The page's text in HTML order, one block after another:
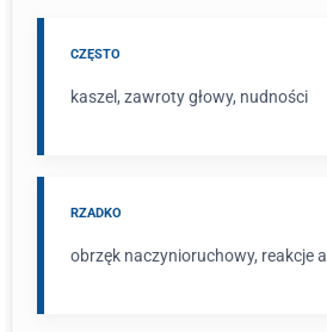
CZĘSTO
kaszel, zawroty głowy, nudności
RZADKO
obrzęk naczynioruchowy, reakcje